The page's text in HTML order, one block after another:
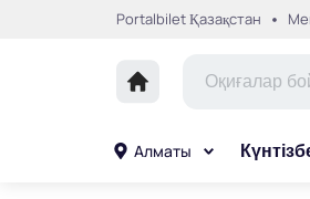
Portalbilet Қазақстан
Алматы